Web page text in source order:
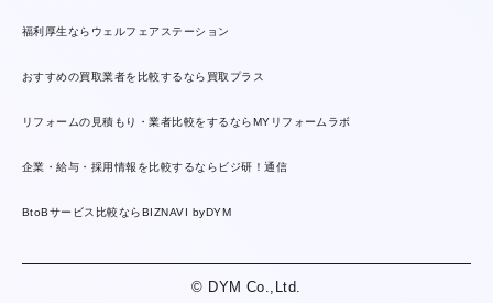
福利厚生ならウェルフェアステーション
おすすめの買取業者を比較するなら買取プラス
リフォームの見積もり・業者比較をするならMYリフォームラボ
企業・給与・採用情報を比較するならビジ研！通信
BtoBサービス比較ならBIZNAVI byDYM
© DYM Co.,Ltd.